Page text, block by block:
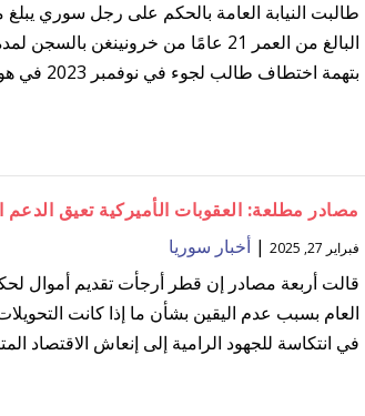
بتهمة اختطاف طالب لجوء في نوفمبر 2023 في هوخيفين، أمضى كلاهما 75...
مصادر مطلعة: العقوبات الأميركية تعيق
فبراير 27, 2025 |أخبار سوريا
قالت أربعة مصادر إن قطر أرجأت تقديم أموال
العام بسبب عدم اليقين بشأن ما إذا كانت
في انتكاسة للجهود الرامية إلى إنعاش الاقتصاد